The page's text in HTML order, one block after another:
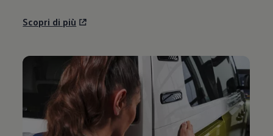
Scopri di più